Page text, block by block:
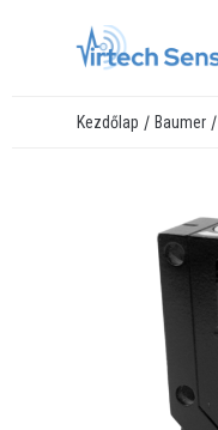
Kezdőlap / Baumer/